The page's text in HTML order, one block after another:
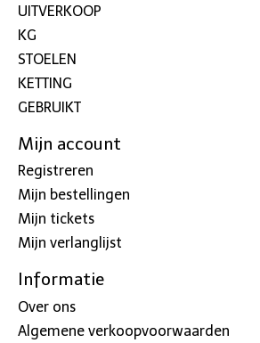
UITVERKOOP
KG
STOELEN
KETTING
GEBRUIKT
Mijn account
Registreren
Mijn bestellingen
Mijn tickets
Mijn verlanglijst
Informatie
Over ons
Algemene verkoopvoorwaarden